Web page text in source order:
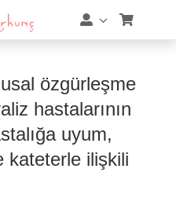
özgürleşme
hastalarının
uyum,
kateterle ilişkili